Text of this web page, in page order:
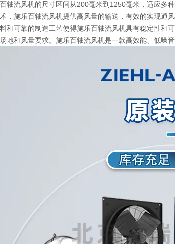
轴流风机的尺寸区间从200毫米到1250毫米，适应多
，施乐百轴流风机提供高风量的输送，有效的实现通
和可靠的制造工艺使得施乐百轴流风机具有稳定性和
地和风量要求。施乐百轴流风机是一款高效能、低噪